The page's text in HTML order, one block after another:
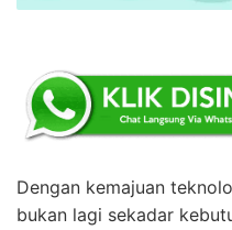
Dengan kemajuan
bukan lagi sekadar